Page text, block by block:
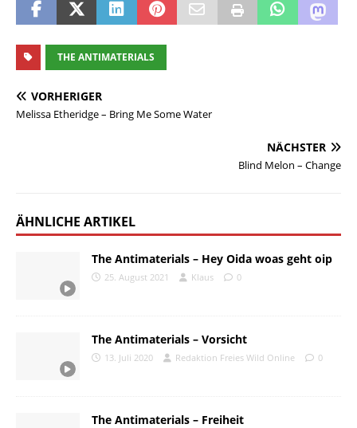
THE ANTIMATERIALS
VORHERIGER
Melissa Etheridge – Bring Me Some Water
NÄCHSTER
Blind Melon – Change
ÄHNLICHE ARTIKEL
The Antimaterials – Hey Oida woas geht oip
25. August 2021 Klaus 0
The Antimaterials – Vorsicht
13. Juli 2020 Redaktion Freies Wild Online 0
The Antimaterials – Freiheit